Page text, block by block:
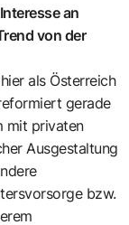
an
von der
als Österreich
gerade
mit privaten
Ausgestaltung
bzw.